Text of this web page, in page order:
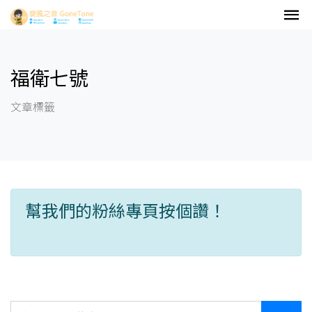
福衛七號
文章標籤
幫我們的粉絲專頁按個讚！